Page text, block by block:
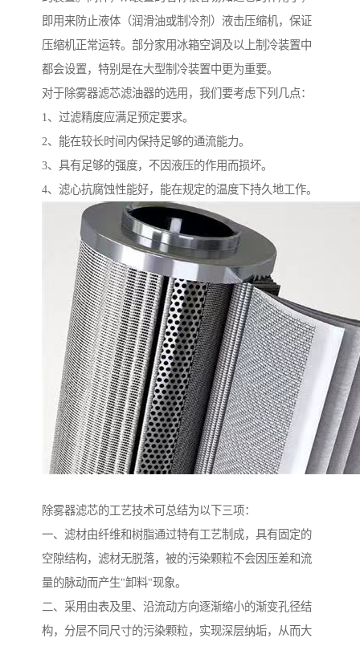
即用来防止液体（润滑油或制冷剂）液击压缩机，保证
压缩机正常运转。部分家用冰箱空调及以上制冷装置中
都会设置，特别是在大型制冷装置中更为重要。
对于除雾器滤芯滤油器的选用，我们要考虑下列几点：
1、过滤精度应满足预定要求。
2、能在较长时间内保持足够的通流能力。
3、具有足够的强度，不因液压的作用而损坏。
4、滤心抗腐蚀性能好，能在规定的温度下持久地工作。
除雾器滤芯的工艺技术可总结为以下三项：
一、滤材由纤维和树脂通过特有工艺制成，具有固定的
空隙结构，滤材无脱落，被的污染颗粒不会因压差和流
量的脉动而产生"卸料"现象。
二、采用由表及里、沿流动方向逐渐缩小的渐变孔径结
构，分层不同尺寸的污染颗粒，实现深层纳垢，从而大